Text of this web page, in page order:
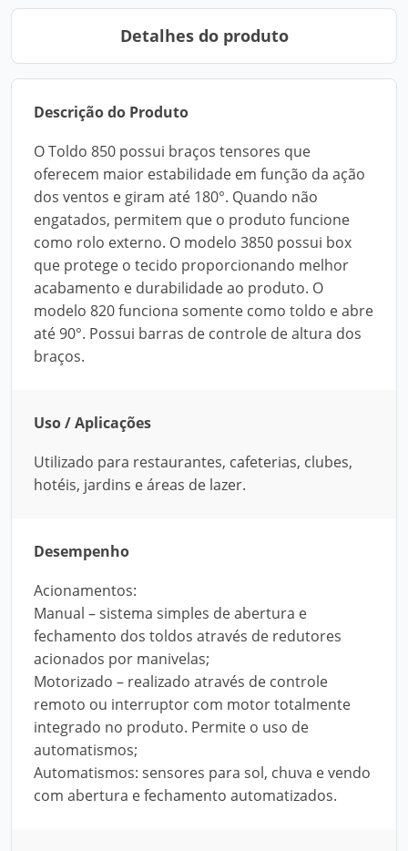
Detalhes do produto
Descrição do Produto
O Toldo 850 possui braços tensores que
oferecem maior estabilidade em função da ação
dos ventos e giram até 180°. Quando não
engatados, permitem que o produto funcione
como rolo externo. O modelo 3850 possui box
que protege o tecido proporcionando melhor
acabamento e durabilidade ao produto. O
modelo 820 funciona somente como toldo e abre
até 90°. Possui barras de controle de altura dos
braços.
Uso / Aplicações
Utilizado para restaurantes, cafeterias, clubes,
hotéis, jardins e áreas de lazer.
Desempenho
Acionamentos:
Manual – sistema simples de abertura e
fechamento dos toldos através de redutores
acionados por manivelas;
Motorizado – realizado através de controle
remoto ou interruptor com motor totalmente
integrado no produto. Permite o uso de
automatismos;
Automatismos: sensores para sol, chuva e vendo
com abertura e fechamento automatizados.